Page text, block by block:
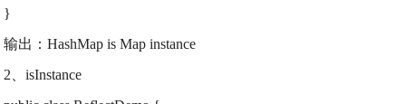
}
输出：HashMap is Map instance
2、isInstance